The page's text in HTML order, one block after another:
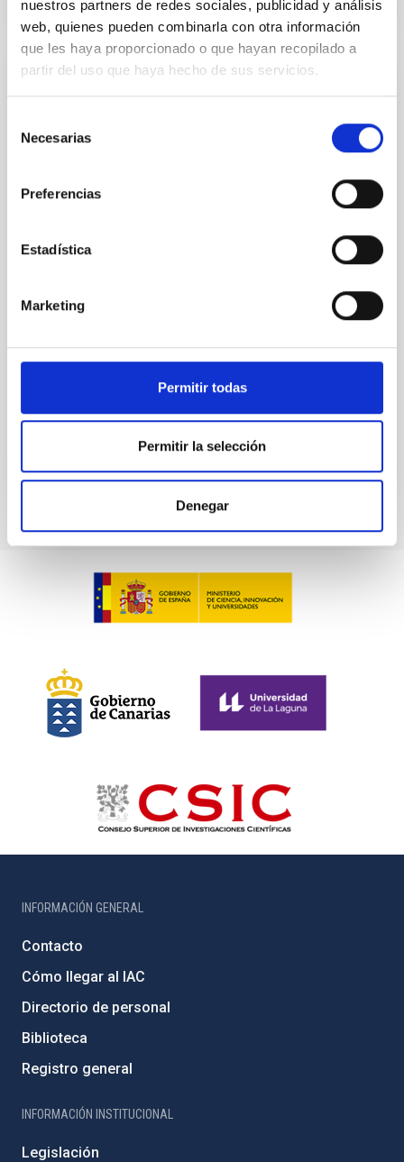
nuestros partners de redes sociales, publicidad y análisis
web, quienes pueden combinarla con otra información
que les haya proporcionado o que hayan recopilado a
partir del uso que haya hecho de sus servicios.
Necesarias
Preferencias
Estadística
Marketing
Permitir todas
Permitir la selección
Denegar
NÚMERO DE CITAS 0
Habitable Worlds
(SMBH) activity on habitability has garnered
attention, the specific effects of active galactic nuclei
on planetary atmospheres remain largely
at the
Fecha de publicación: 6 2026
BIBCODE 2026ASTCS..1100130W
NÚMERO DE CITAS 0
INFORMACIÓN GENERAL
Contacto
Cómo llegar al IAC
Directorio de personal
Biblioteca
Registro general
INFORMACIÓN INSTITUCIONAL
Legislación